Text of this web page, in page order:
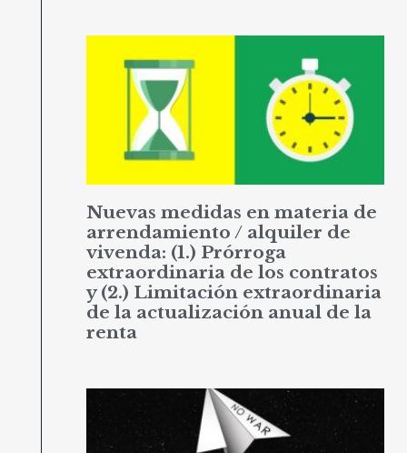
Nuevas medidas en materia de
arrendamiento / alquiler de
vivenda: (1.) Prórroga
extraordinaria de los contratos
y (2.) Limitación extraordinaria
de la actualización anual de la
renta